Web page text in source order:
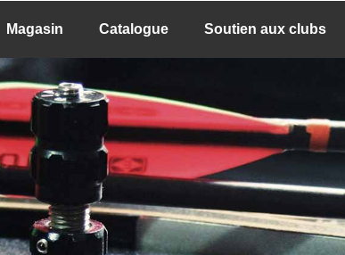
Magasin Catalogue Soutien aux clubs